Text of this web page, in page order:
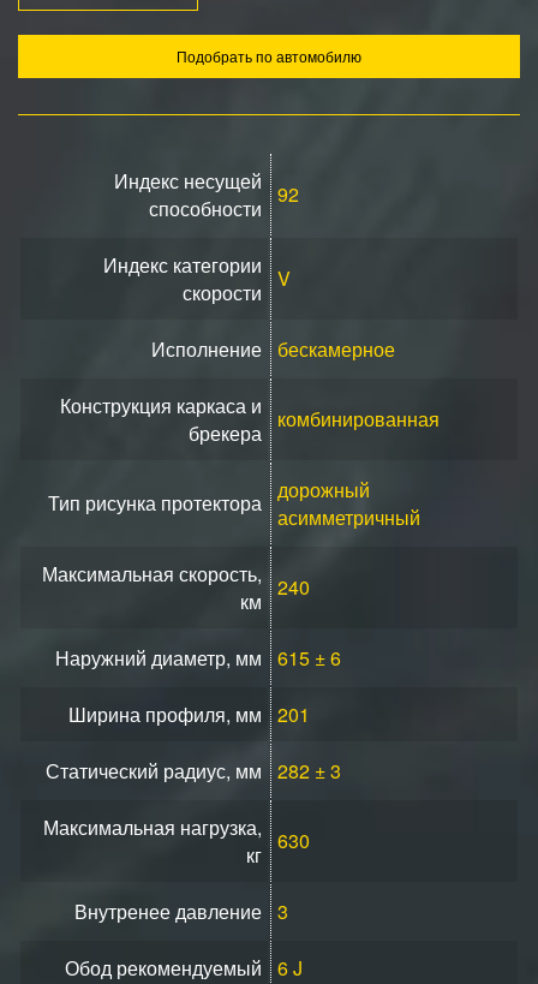
Подобрать по автомобилю
Индекс несущей
способности
92
Индекс категории
скорости
V
Исполнение бескамерное
Конструкция каркаса и
брекера
комбинированная
Тип рисунка протектора дорожный
асимметричный
Максимальная скорость,
км
240
Наружний диаметр, мм 615 ± 6
Ширина профиля, мм 201
Статический радиус, мм 282 ± 3
Максимальная нагрузка,
кг
630
Внутренее давление 3
Обод рекомендуемый 6 J